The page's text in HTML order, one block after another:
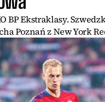
BP Ekstraklasy.
Poznań z New York